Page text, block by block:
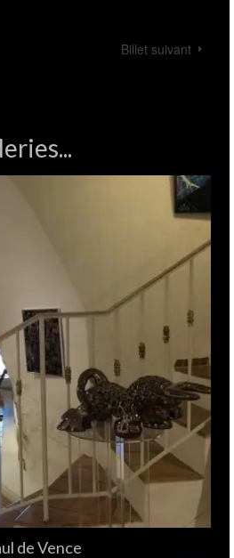
Billet suivant
de Vence